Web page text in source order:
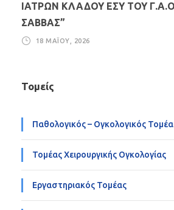
ΙΑΤΡΩΝ ΚΛΑΔΟΥ ΕΣΥ ΤΟΥ
ΣΑΒΒΑΣ”
18 ΜΑΪ́ΟΥ, 2026
Τομείς
Παθολογικός – Ογκολογικός
Τομέας Χειρουργικής Ογκολογίας
Εργαστηριακός Τομέας